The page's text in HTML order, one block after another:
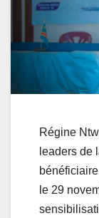
Régine
leaders de
le 29